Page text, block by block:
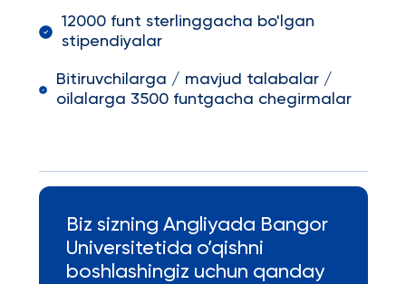
12000 funt sterlinggacha bo'lgan
stipendiyalar
Bitiruvchilarga / mavjud talabalar /
oilalarga 3500 funtgacha chegirmalar
Biz sizning Angliyada Bangor
Universitetida o’qishni
boshlashingiz uchun qanday